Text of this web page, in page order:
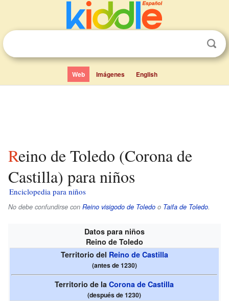
Web Imágenes English
Reino de Toledo (Corona de
Castilla) para niños
Enciclopedia para niños
No debe confundirse con Reino visigodo de Toledo o Taifa de Toledo.
Datos para niños
Reino de Toledo
Territorio del Reino de Castilla
(antes de 1230)
Territorio de laCorona de Castilla
(después de 1230)